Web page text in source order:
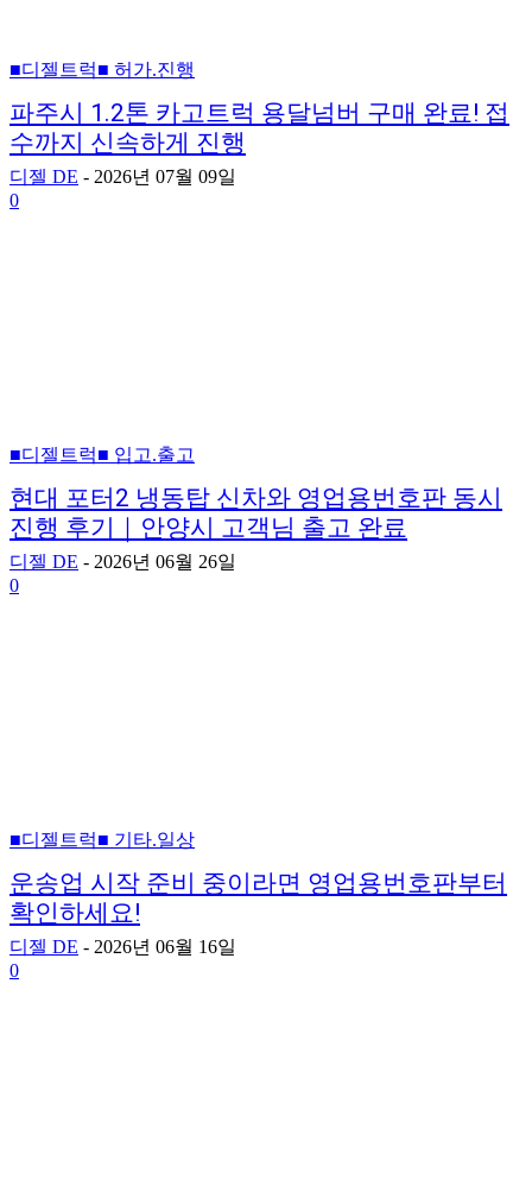
■디젤트럭■ 허가.진행
파주시 1.2톤 카고트럭 용달넘버 구매 완료! 접
수까지 신속하게 진행
디젤 DE - 2026년 07월 09일
0
■디젤트럭■ 입고.출고
현대 포터2 냉동탑 신차와 영업용번호판 동시
진행 후기｜안양시 고객님 출고 완료
디젤 DE - 2026년 06월 26일
0
■디젤트럭■ 기타.일상
운송업 시작 준비 중이라면 영업용번호판부터
확인하세요!
디젤 DE - 2026년 06월 16일
0